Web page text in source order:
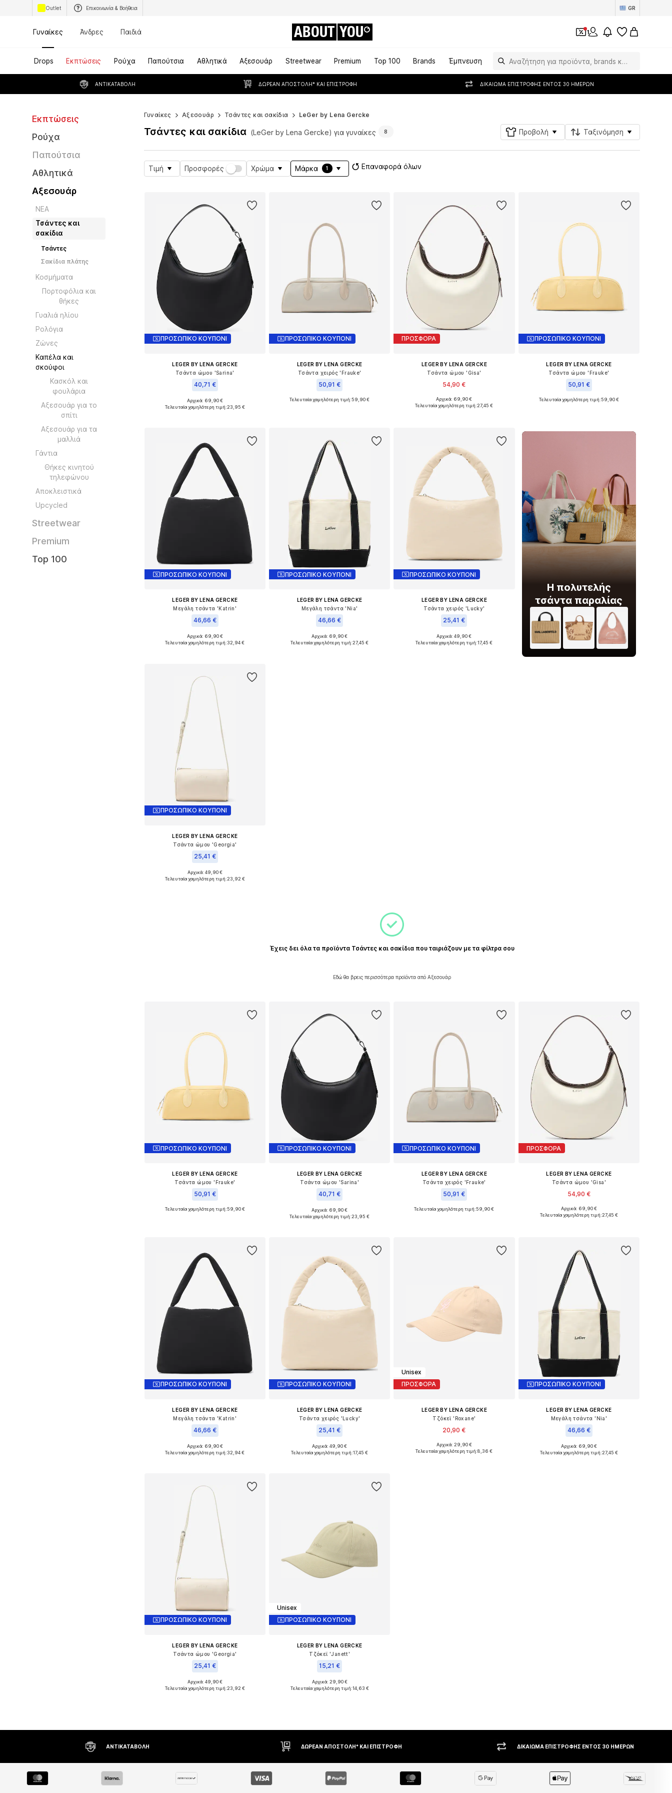
Outlet Επικοινωνία & Βοήθεια GR
Γυναίκες Άνδρες Παιδιά ABOUT YOU 1
Drops Εκπτώσεις Ρούχα Παπούτσια Αθλητικά Αξεσουάρ Streetwear Premium Top 100 Brands Έμπνευση
ΑΝΤΙΚΑΤΑΒΟΛΉ ΔΩΡΕΆΝ ΑΠΟΣΤΟΛΉ* ΚΑΙ ΕΠΙΣΤΡΟΦΉ ΔΙΚΑΊΩΜΑ ΕΠΙΣΤΡΟΦΉΣ ΕΝΤΌΣ 30 ΗΜΕΡΏΝ
Εκπτώσεις
Ρούχα
Παπούτσια
Αθλητικά
Αξεσουάρ
ΝΕΑ
Τσάντες και
σακίδια
Τσάντες
Σακίδια πλάτης
Κοσμήματα
Πορτοφόλια και
θήκες
Γυαλιά ηλίου
Ρολόγια
Ζώνες
Καπέλα και
σκούφοι
Κασκόλ και
φουλάρια
Αξεσουάρ για το
σπίτι
Αξεσουάρ για τα
μαλλιά
Γάντια
Θήκες κινητού
τηλεφώνου
Αποκλειστικά
Upcycled
Streetwear
Premium
Top 100
Γυναίκες Αξεσουάρ Τσάντες και σακίδια LeGer by Lena Gercke
Τσάντες και σακίδια (LeGer by Lena Gercke) για γυναίκες 8 Προβολή Ταξινόμηση
Τιμή Προσφορές Χρώμα Μάρκα 1 Επαναφορά όλων
ΠΡΟΣΩΠΙΚΟ ΚΟΥΠΟΝΙ
LEGER BY LENA GERCKE
Τσάντα ώμου 'Sarina'
40,71 €
Διαθέσιμα μεγέθη: One Size
Αρχικά: 69,90 €
Τελευταία χαμηλότερη τιμή:23,95 €
ΠΡΟΣΩΠΙΚΟ ΚΟΥΠΟΝΙ
LEGER BY LENA GERCKE
Τσάντα χειρός 'Frauke'
50,91 €
Διαθέσιμα μεγέθη: One Size
Τελευταία χαμηλότερη τιμή:59,90 €
ΠΡΟΣΦΟΡΑ
LEGER BY LENA GERCKE
Τσάντα ώμου 'Gisa'
54,90 €
Διαθέσιμα μεγέθη: One Size
Αρχικά: 69,90 €
Τελευταία χαμηλότερη τιμή:27,45 €
ΠΡΟΣΩΠΙΚΟ ΚΟΥΠΟΝΙ
LEGER BY LENA GERCKE
Τσάντα ώμου 'Frauke'
50,91 €
Διαθέσιμα μεγέθη: One Size
Τελευταία χαμηλότερη τιμή:59,90 €
ΠΡΟΣΩΠΙΚΟ ΚΟΥΠΟΝΙ
LEGER BY LENA GERCKE
Μεγάλη τσάντα 'Katrin'
46,66 €
Διαθέσιμα μεγέθη: One Size
Αρχικά: 69,90 €
Τελευταία χαμηλότερη τιμή:32,94 €
ΠΡΟΣΩΠΙΚΟ ΚΟΥΠΟΝΙ
LEGER BY LENA GERCKE
Μεγάλη τσάντα 'Nia'
46,66 €
Διαθέσιμα μεγέθη: One Size
Αρχικά: 69,90 €
Τελευταία χαμηλότερη τιμή:27,45 €
ΠΡΟΣΩΠΙΚΟ ΚΟΥΠΟΝΙ
LEGER BY LENA GERCKE
Τσάντα χειρός 'Lucky'
25,41 €
Διαθέσιμα μεγέθη: One Size
Αρχικά: 49,90 €
Τελευταία χαμηλότερη τιμή:17,45 €
Η πολυτελής
τσάντα παραλίας
ΠΡΟΣΩΠΙΚΟ ΚΟΥΠΟΝΙ
LEGER BY LENA GERCKE
Τσάντα ώμου 'Georgia'
25,41 €
Διαθέσιμα μεγέθη: One Size
Αρχικά: 49,90 €
Τελευταία χαμηλότερη τιμή:23,92 €
Έχεις δει όλα τα προϊόντα Τσάντες και σακίδια που ταιριάζουν με τα φίλτρα σου
Εδώ θα βρεις περισσότερα προϊόντα από Αξεσουάρ
ΠΡΟΣΩΠΙΚΟ ΚΟΥΠΟΝΙ
LEGER BY LENA GERCKE
Τσάντα ώμου 'Frauke'
50,91 €
Διαθέσιμα μεγέθη: One Size
Τελευταία χαμηλότερη τιμή:59,90 €
ΠΡΟΣΩΠΙΚΟ ΚΟΥΠΟΝΙ
LEGER BY LENA GERCKE
Τσάντα ώμου 'Sarina'
40,71 €
Διαθέσιμα μεγέθη: One Size
Αρχικά: 69,90 €
Τελευταία χαμηλότερη τιμή:23,95 €
ΠΡΟΣΩΠΙΚΟ ΚΟΥΠΟΝΙ
LEGER BY LENA GERCKE
Τσάντα χειρός 'Frauke'
50,91 €
Διαθέσιμα μεγέθη: One Size
Τελευταία χαμηλότερη τιμή:59,90 €
ΠΡΟΣΦΟΡΑ
LEGER BY LENA GERCKE
Τσάντα ώμου 'Gisa'
54,90 €
Διαθέσιμα μεγέθη: One Size
Αρχικά: 69,90 €
Τελευταία χαμηλότερη τιμή:27,45 €
ΠΡΟΣΩΠΙΚΟ ΚΟΥΠΟΝΙ
LEGER BY LENA GERCKE
Μεγάλη τσάντα 'Katrin'
46,66 €
Διαθέσιμα μεγέθη: One Size
Αρχικά: 69,90 €
Τελευταία χαμηλότερη τιμή:32,94 €
ΠΡΟΣΩΠΙΚΟ ΚΟΥΠΟΝΙ
LEGER BY LENA GERCKE
Τσάντα χειρός 'Lucky'
25,41 €
Διαθέσιμα μεγέθη: One Size
Αρχικά: 49,90 €
Τελευταία χαμηλότερη τιμή:17,45 €
Unisex
ΠΡΟΣΦΟΡΑ
LEGER BY LENA GERCKE
Τζόκεϊ 'Roxane'
20,90 €
Διαθέσιμα μεγέθη: 55-60
Αρχικά: 29,90 €
Τελευταία χαμηλότερη τιμή:8,36 €
ΠΡΟΣΩΠΙΚΟ ΚΟΥΠΟΝΙ
LEGER BY LENA GERCKE
Μεγάλη τσάντα 'Nia'
46,66 €
Διαθέσιμα μεγέθη: One Size
Αρχικά: 69,90 €
Τελευταία χαμηλότερη τιμή:27,45 €
ΠΡΟΣΩΠΙΚΟ ΚΟΥΠΟΝΙ
LEGER BY LENA GERCKE
Τσάντα ώμου 'Georgia'
25,41 €
Διαθέσιμα μεγέθη: One Size
Αρχικά: 49,90 €
Τελευταία χαμηλότερη τιμή:23,92 €
Unisex
ΠΡΟΣΩΠΙΚΟ ΚΟΥΠΟΝΙ
LEGER BY LENA GERCKE
Τζόκεϊ 'Janett'
15,21 €
Διαθέσιμα μεγέθη: 55-60
Αρχικά: 29,90 €
Τελευταία χαμηλότερη τιμή:14,63 €
ΔΩΡΕΆΝ ΑΠΟΣΤΟΛΉ* ΚΑΙ ΕΠΙΣΤΡΟΦΉ ΔΙΚΑΊΩΜΑ ΕΠΙΣΤΡΟΦΉΣ ΕΝΤΌΣ 30 ΗΜΕΡΏΝ ΜΕΓΆΛΗ ΠΟΙΚΙΛΊΑ ΚΟΡΥΦΑΊΩΝ BRANDS